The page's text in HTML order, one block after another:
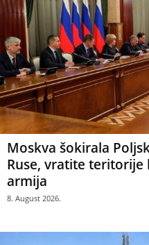
Moskva šokirala
Ruse, vratite teritorije
armija
8. August 2026.